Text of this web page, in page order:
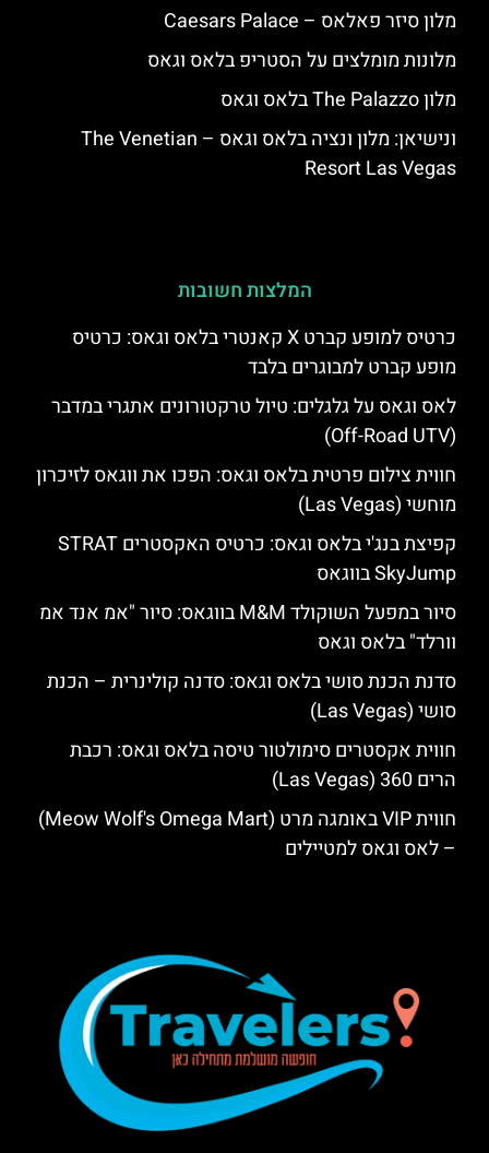
מלון סיזר פאלאס – Caesars Palace
מלונות מומלצים על הסטריפ בלאס וגאס
מלון The Palazzo בלאס וגאס
ונישיאן: מלון ונציה בלאס וגאס – The Venetian
Resort Las Vegas
המלצות חשובות
כרטיס למופע קברט X קאנטרי בלאס וגאס: כרטיס
מופע קברט למבוגרים בלבד
לאס וגאס על גלגלים: טיול טרקטורונים אתגרי במדבר
(Off-Road UTV)
חווית צילום פרטית בלאס וגאס: הפכו את ווגאס לזיכרון
מוחשי (Las Vegas)
קפיצת בנג'י בלאס וגאס: כרטיס האקסטרים STRAT
SkyJump בווגאס
סיור במפעל השוקולד M&M בווגאס: סיור "אמ אנד אמ
וורלד" בלאס וגאס
סדנת הכנת סושי בלאס וגאס: סדנה קולינרית – הכנת
סושי (Las Vegas)
חווית אקסטרים סימולטור טיסה בלאס וגאס: רכבת
הרים 360 (Las Vegas)
חווית VIP באומגה מרט (Meow Wolf's Omega Mart)
– לאס וגאס למטיילים